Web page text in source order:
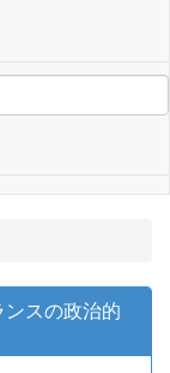
スの政治的